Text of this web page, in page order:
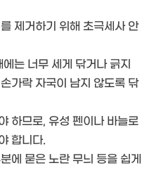
제거하기 위해 초극세사 안
는 너무 세게 닦거나 긁지
가락 자국이 남지 않도록 닦
하므로, 유성 펜이나 바늘로
합니다.
에 묻은 노란 무늬 등을 쉽게